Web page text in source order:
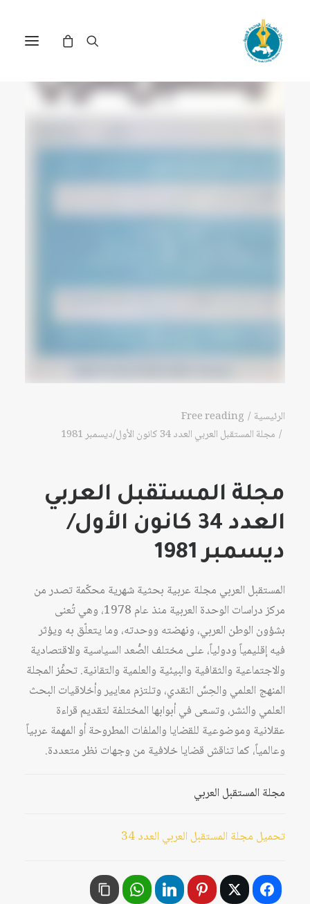
الرئيسية
Free reading
مجلة المستقبل العربي العدد 34 كانون الأول/ديسمبر 1981
مجلة المستقبل العربي
العدد 34 كانون الأول/
ديسمبر 1981
المستقبل العربي مجلة عربية بحثية شهرية محكّمة تصدر من
مركز دراسات الوحدة العربية منذ عام 1978، وهي تُعنى
بشؤون الوطن العربي، ونهضته ووحدته، وما يتعلّق به ويؤثر
فيه إقليمياً ودولياً، على مختلف الصُّعد السياسية والاقتصادية
والاجتماعية والثقافية والبيئية والعلمية والتقانية. تحفِّز المجلة
المنهج العلمي والحِسَّ النقدي، وتلتزم معايير وأخلاقيات البحث
العلمي والنشر، وتسعى في أبوابها المختلفة لتقديم قراءة
عقلانية وموضوعية للقضايا والملفات المطروحة أو المهمة عربياً
وعالمياً، كما تناقش قضايا خلافية من وجهات نظر متعددة.
مجلة المستقبل العربي
تحميل مجلة المستقبل العربي العدد 34